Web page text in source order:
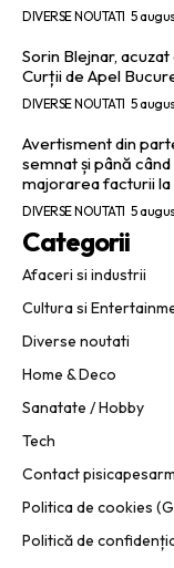
DIVERSE NOUTATI 5
Sorin Blejnar,
Curții de Apel
DIVERSE NOUTATI 5
Avertisment din
semnat și până
majorarea facturii
DIVERSE NOUTATI 5
Categorii
Afaceri si industrii
Cultura si
Diverse noutati
Home & Deco
Sanatate / Hobby
Tech
Contact
Politica de cookies
Politică de